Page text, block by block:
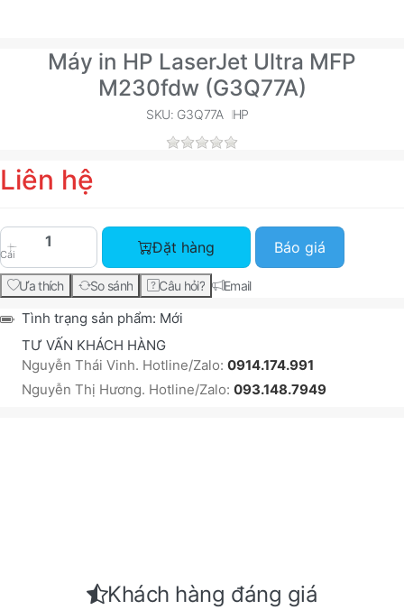
Máy in HP LaserJet Ultra MFP
M230fdw (G3Q77A)
SKU: G3Q77A HP
Liên hệ
Cái
Máy in HP LaserJet Ultra MFP M230fdw
Đặt hàng Báo giá
Ưa thích So sánh Câu hỏi? Email
Tình trạng sản phẩm: Mới
TƯ VẤN KHÁCH HÀNG
Nguyễn Thái Vinh. Hotline/Zalo: 0914.174.991
Nguyễn Thị Hương. Hotline/Zalo: 093.148.7949
Khách hàng đáng giá